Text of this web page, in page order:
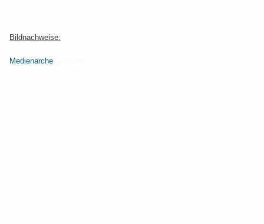
Bildnachweise:
Medienarche